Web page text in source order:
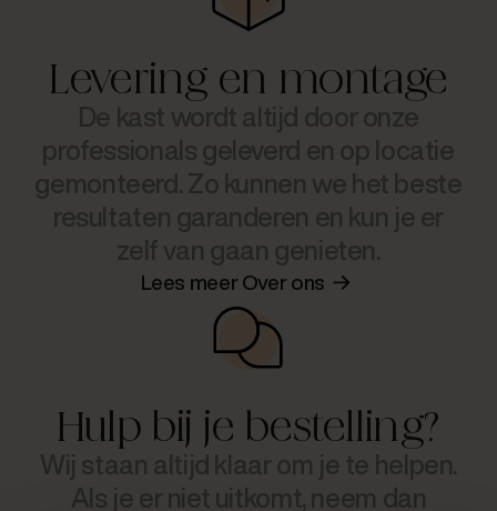
Levering en montage
De kast wordt altijd door onze
professionals geleverd en op locatie
gemonteerd. Zo kunnen we het beste
resultaten garanderen en kun je er
zelf van gaan genieten.
Lees meer Over ons
Hulp bij je bestelling?
Wij staan altijd klaar om je te helpen.
Als je er niet uitkomt, neem dan